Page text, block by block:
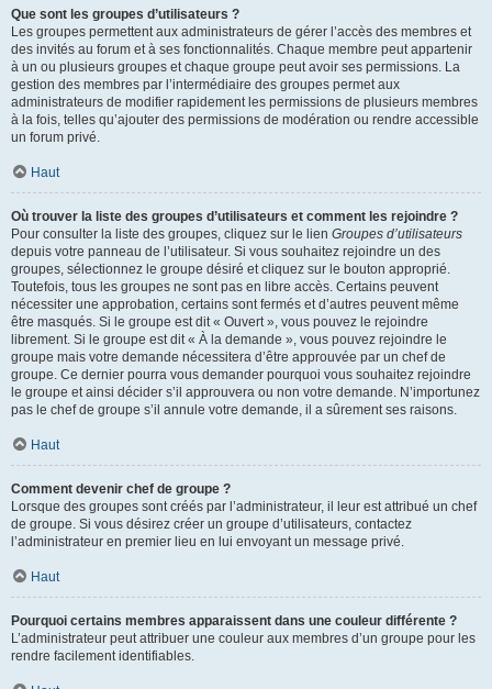
Que sont les groupes d’utilisateurs ?
Les groupes permettent aux administrateurs de gérer l’accès des membres et
des invités au forum et à ses fonctionnalités. Chaque membre peut appartenir
à un ou plusieurs groupes et chaque groupe peut avoir ses permissions. La
gestion des membres par l’intermédiaire des groupes permet aux
administrateurs de modifier rapidement les permissions de plusieurs membres
à la fois, telles qu’ajouter des permissions de modération ou rendre accessible
un forum privé.
Haut
Où trouver la liste des groupes d’utilisateurs et comment les rejoindre ?
Pour consulter la liste des groupes, cliquez sur le lien Groupes d’utilisateurs
depuis votre panneau de l’utilisateur. Si vous souhaitez rejoindre un des
groupes, sélectionnez le groupe désiré et cliquez sur le bouton approprié.
Toutefois, tous les groupes ne sont pas en libre accès. Certains peuvent
nécessiter une approbation, certains sont fermés et d’autres peuvent même
être masqués. Si le groupe est dit « Ouvert », vous pouvez le rejoindre
librement. Si le groupe est dit « À la demande », vous pouvez rejoindre le
groupe mais votre demande nécessitera d’être approuvée par un chef de
groupe. Ce dernier pourra vous demander pourquoi vous souhaitez rejoindre
le groupe et ainsi décider s’il approuvera ou non votre demande. N’importunez
pas le chef de groupe s’il annule votre demande, il a sûrement ses raisons.
Haut
Comment devenir chef de groupe ?
Lorsque des groupes sont créés par l’administrateur, il leur est attribué un chef
de groupe. Si vous désirez créer un groupe d’utilisateurs, contactez
l’administrateur en premier lieu en lui envoyant un message privé.
Haut
Pourquoi certains membres apparaissent dans une couleur différente ?
L’administrateur peut attribuer une couleur aux membres d’un groupe pour les
rendre facilement identifiables.